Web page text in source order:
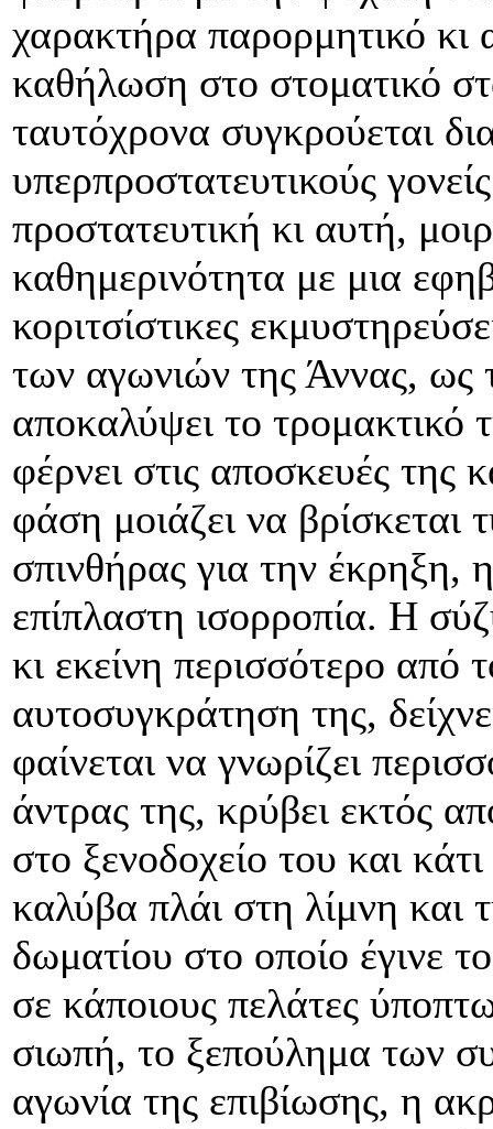
χαρακτήρα παρορμητικό κι
καθήλωση στο στοματικό
ταυτόχρονα συγκρούεται
υπερπροστατευτικούς
προστατευτική κι αυτή,
καθημερινότητα με μια
κοριτσίστικες
των αγωνιών της Άννας, ως
αποκαλύψει το τρομακτικό
φέρνει στις αποσκευές της
φάση μοιάζει να βρίσκεται
σπινθήρας για την έκρηξη,
επίπλαστη ισορροπία. Η
κι εκείνη περισσότερο από
αυτοσυγκράτηση της,
φαίνεται να γνωρίζει
άντρας της, κρύβει εκτός
στο ξενοδοχείο του και
καλύβα πλάι στη λίμνη και
δωματίου στο οποίο έγινε
σε κάποιους πελάτες
σιωπή, το ξεπούλημα των
αγωνία της επιβίωσης, η